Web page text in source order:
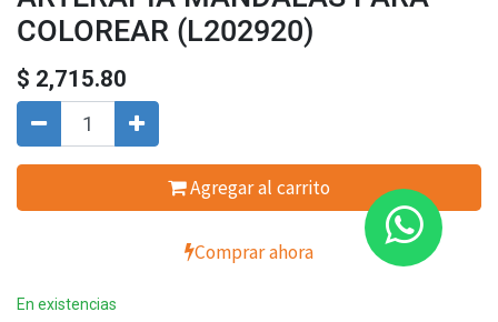
COLOREAR (L202920)
$ 2,715.80
Agregar al carrito
Comprar ahora
En existencias